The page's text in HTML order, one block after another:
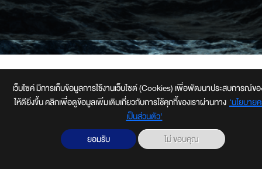
เว็บไซค์ มีการเก็บข้อมูลการใช้งานเว็บไซต์ (Cookies) เพื่อพัฒนาประสบการณ์ข
ให้ดียิ่งขึ้น คลิกเพื่อดูข้อมูลเพิ่มเติมเกี่ยวกับการใช้คุกกี้ของเราผ่านทาง ‘นโยบาย
เป็นส่วนตัว'
ยอมรับ
ไม่ ขอบคุณ